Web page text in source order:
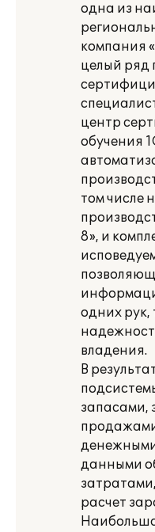
одна из
компания
целый ряд
центр
обучения
том числе
8», и
одних рук,
владения.
В
запасами,
данными
расчет